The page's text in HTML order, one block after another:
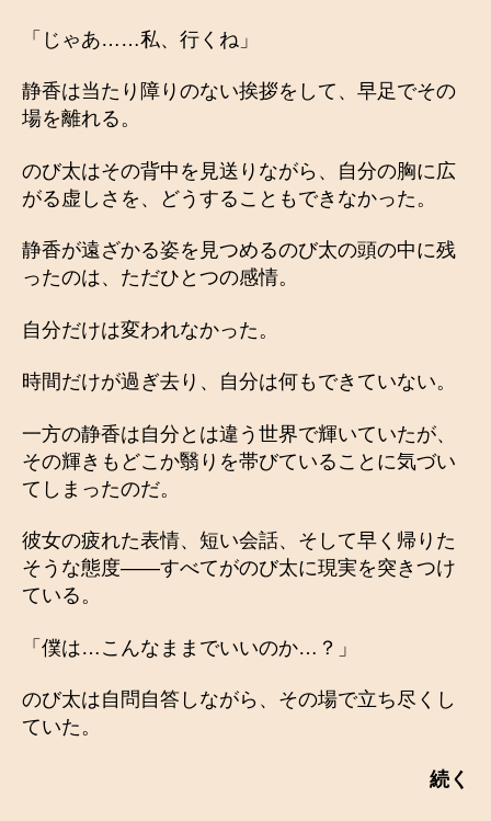
「じゃあ……私、行くね」
静香は当たり障りのない挨拶をして、早足でその
場を離れる。
のび太はその背中を見送りながら、自分の胸に広
がる虚しさを、どうすることもできなかった。
静香が遠ざかる姿を見つめるのび太の頭の中に残
ったのは、ただひとつの感情。
自分だけは変われなかった。
時間だけが過ぎ去り、自分は何もできていない。
一方の静香は自分とは違う世界で輝いていたが、
その輝きもどこか翳りを帯びていることに気づい
てしまったのだ。
彼女の疲れた表情、短い会話、そして早く帰りた
そうな態度――すべてがのび太に現実を突きつけ
ている。
「僕は…こんなままでいいのか…？」
のび太は自問自答しながら、その場で立ち尽くし
ていた。
続く